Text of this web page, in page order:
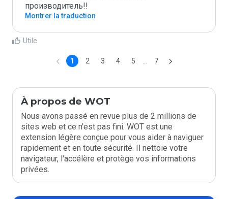
производитель!!
Montrer la traduction
Utile
1 2 3 4 5 7
À propos de WOT
Nous avons passé en revue plus de 2 millions de
sites web et ce n'est pas fini. WOT est une
extension légère conçue pour vous aider à naviguer
rapidement et en toute sécurité. Il nettoie votre
navigateur, l'accélère et protège vos informations
privées.